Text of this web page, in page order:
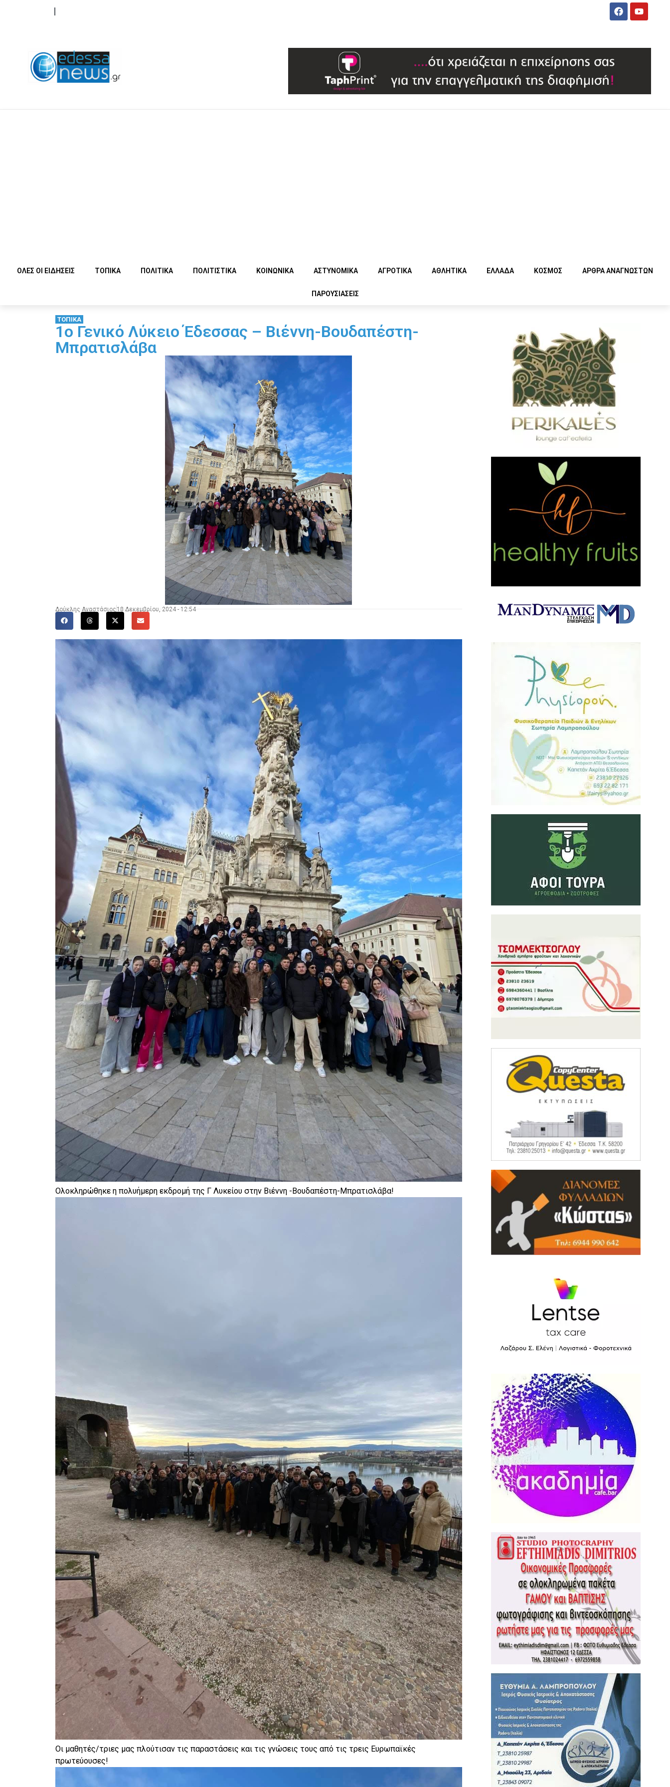
ΟΛΕΣ ΟΙ ΕΙΔΗΣΕΙΣ ΤΟΠΙΚΑ ΠΟΛΙΤΙΚΑ ΠΟΛΙΤΙΣΤΙΚΑ ΚΟΙΝΩΝΙΚΑ ΑΣΤΥΝΟΜΙΚΑ ΑΓΡΟΤΙΚΑ ΑΘΛΗΤΙΚΑ ΕΛΛΑΔΑ ΚΟΣΜΟΣ ΑΡΘΡΑ ΑΝΑΓΝΩΣΤΩΝ
ΠΑΡΟΥΣΙΑΣΕΙΣ
ΤΟΠΙΚΑ
1ο Γενικό Λύκειο Έδεσσας – Βιέννη-Βουδαπέστη-
Μπρατισλάβα
Δούκλης Αναστάσιος 18 Δεκεμβρίου, 2024 - 12:54
Ολοκληρώθηκε η πολυήμερη εκδρομή της Γ Λυκείου στην Βιέννη -Βουδαπέστη-Μπρατισλάβα!
Οι μαθητές/τριες μας πλούτισαν τις παραστάσεις και τις γνώσεις τους από τις τρεις Ευρωπαϊκές
πρωτεύουσες!